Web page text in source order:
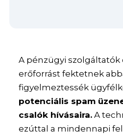
A pénzügyi szolgáltatók
erőforrást fektetnek
figyelmeztessék
potenciális spam
csalók hívásaira. A
ezúttal a mindennapi